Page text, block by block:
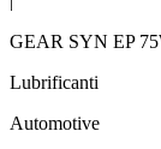
GEAR SYN EP
Lubrificanti
Automotive